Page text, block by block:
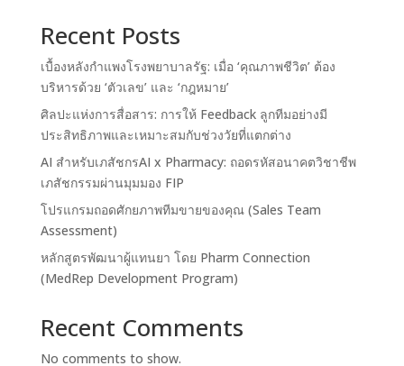
Recent Posts
เบื้องหลังกำแพงโรงพยาบาลรัฐ: เมื่อ ‘คุณภาพชีวิต’ ต้อง
บริหารด้วย ‘ตัวเลข’ และ ‘กฎหมาย’
ศิลปะแห่งการสื่อสาร: การให้ Feedback ลูกทีมอย่างมี
ประสิทธิภาพและเหมาะสมกับช่วงวัยที่แตกต่าง
AI สำหรับเภสัชกรAI x Pharmacy: ถอดรหัสอนาคตวิชาชีพ
เภสัชกรรมผ่านมุมมอง FIP
โปรแกรมถอดศักยภาพทีมขายของคุณ (Sales Team
Assessment)
หลักสูตรพัฒนาผู้แทนยา โดย Pharm Connection
(MedRep Development Program)
Recent Comments
No comments to show.